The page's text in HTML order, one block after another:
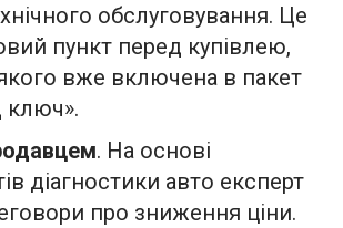
обслуговування. Це
пункт перед купівлею,
якого вже включена в пакет
ключ».
. На основі
діагностики авто експерт
про зниження ціни.